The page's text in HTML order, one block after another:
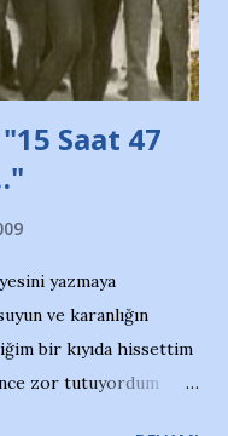
Saat 47
yazmaya
ve karanlığın
bir kıyıda hissettim
zor tutuyordum